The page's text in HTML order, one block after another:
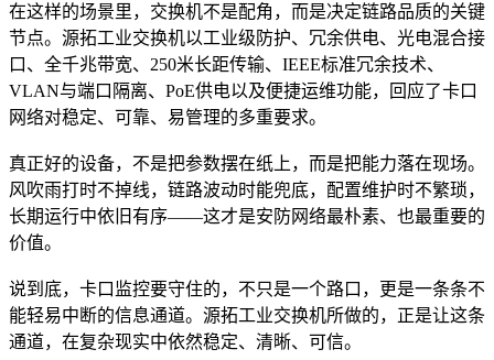
在这样的场景里，交换机不是配角，而是决定链路品质的关键
节点。源拓工业交换机以工业级防护、冗余供电、光电混合接
口、全千兆带宽、250米长距传输、IEEE标准冗余技术、
VLAN与端口隔离、PoE供电以及便捷运维功能，回应了卡口
网络对稳定、可靠、易管理的多重要求。
真正好的设备，不是把参数摆在纸上，而是把能力落在现场。
风吹雨打时不掉线，链路波动时能兜底，配置维护时不繁琐，
长期运行中依旧有序——这才是安防网络最朴素、也最重要的
价值。
说到底，卡口监控要守住的，不只是一个路口，更是一条条不
能轻易中断的信息通道。源拓工业交换机所做的，正是让这条
通道，在复杂现实中依然稳定、清晰、可信。